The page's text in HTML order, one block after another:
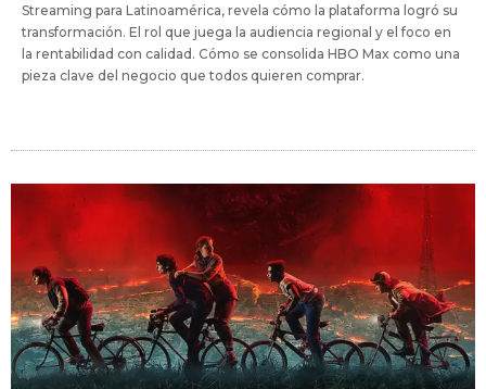
Streaming para Latinoamérica, revela cómo la plataforma logró su
transformación. El rol que juega la audiencia regional y el foco en
la rentabilidad con calidad. Cómo se consolida HBO Max como una
pieza clave del negocio que todos quieren comprar.